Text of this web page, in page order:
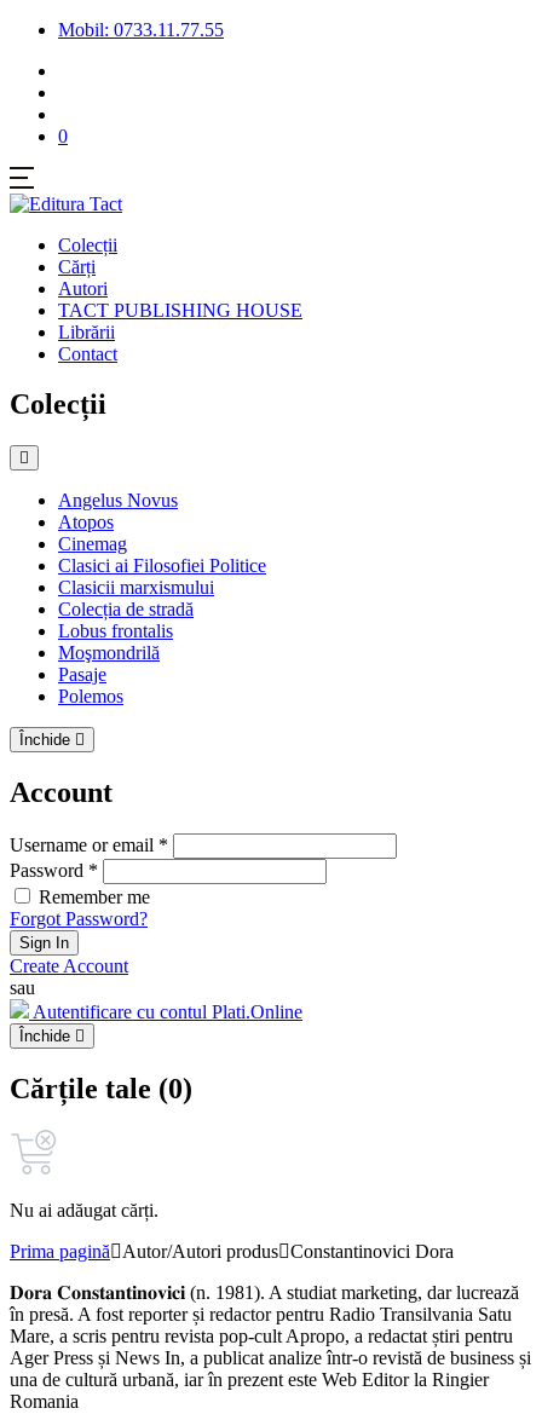
Mobil: 0733.11.77.55
0
Colecții
Cărți
Autori
TACT PUBLISHING HOUSE
Librării
Contact
Colecții
Angelus Novus
Atopos
Cinemag
Clasici ai Filosofiei Politice
Clasicii marxismului
Colecția de stradă
Lobus frontalis
Moşmondrilă
Pasaje
Polemos
Închide
Account
Username or email *
Password *
Remember me
Forgot Password?
Sign In
Create Account
sau
Autentificare cu contul Plati.Online
Închide
Cărțile tale (0)
Nu ai adăugat cărți.
Prima pagină Autor/Autori produs Constantinovici Dora
𝐃𝐨𝐫𝐚 𝐂𝐨𝐧𝐬𝐭𝐚𝐧𝐭𝐢𝐧𝐨𝐯𝐢𝐜𝐢 (n. 1981). A studiat marketing, dar lucrează
în presă. A fost reporter și redactor pentru Radio Transilvania Satu
Mare, a scris pentru revista pop‑cult Apropo, a redactat știri pentru
Ager Press și News In, a publicat analize într‑o revistă de business și
una de cultură urbană, iar în prezent este Web Editor la Ringier
Romania